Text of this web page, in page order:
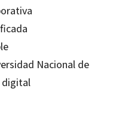
Nacional de
digital